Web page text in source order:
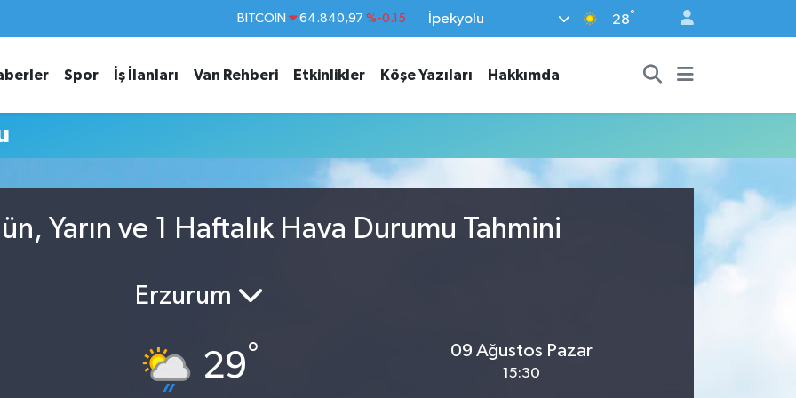
BITCOIN 64.840,97 %-0.15
EURO 55,2510 %0.32
STERLİN 64,4811 %0.38
13.779 %-14
İpekyolu 28°
Spor İş İlanları Van Rehberi Etkinlikler Köşe Yazıları Hakkımda
Yarın ve 1 Haftalık Hava Durumu Tahmini
Erzurum
29° 09 Ağustos Pazar
15:30